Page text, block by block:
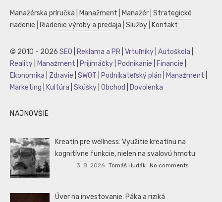
Manažérska príručka Manažment Manažér Strategické
riadenie
Riadenie výroby a predaja Služby Kontakt
© 2010 - 2026 SEO Reklama a PR Vrtuľníky Autoškola
Reality
Manažment Prijímáčky Podnikanie Financie
Ekonomika
Zdravie SWOT Podnikateľský plán Manažment
Marketing
Kultúra Skúšky Obchod Dovolenka
NAJNOVŠIE
Kreatín pre wellness: Využitie kreatínu na
kognitívne funkcie, nielen na svalovú hmotu
3. 8. 2026 Tomáš Hudák No comments
Úver na investovanie: Páka a riziká